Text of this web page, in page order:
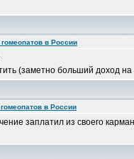
в России
(заметно больший доход
в России
заплатил из своего